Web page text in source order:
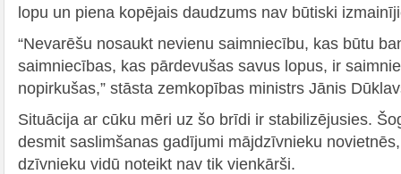
lopu un piena kopējais daudzums nav būtiski
“Nevarēšu nosaukt nevienu saimniecību, kas būtu
saimniecības, kas pārdevušas savus lopus, ir
nopirkušas,” stāsta zemkopības ministrs Jānis
Situācija ar cūku mēri uz šo brīdi ir stabilizējusies.
desmit saslimšanas gadījumi mājdzīvnieku
dzīvnieku vidū noteikt nav tik vienkārši.